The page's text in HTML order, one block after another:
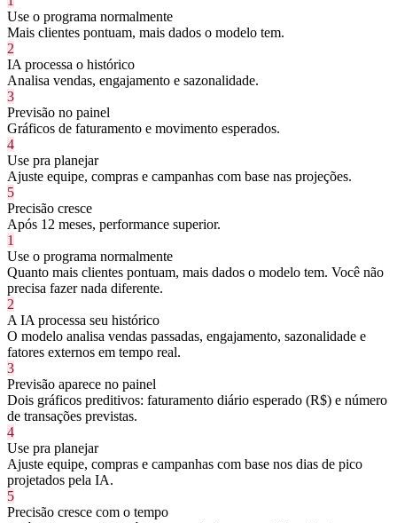
Use o programa normalmente
Mais clientes pontuam, mais dados o modelo tem.
2
IA processa o histórico
Analisa vendas, engajamento e sazonalidade.
3
Previsão no painel
Gráficos de faturamento e movimento esperados.
4
Use pra planejar
Ajuste equipe, compras e campanhas com base nas projeções.
5
Precisão cresce
Após 12 meses, performance superior.
1
Use o programa normalmente
Quanto mais clientes pontuam, mais dados o modelo tem. Você não
precisa fazer nada diferente.
2
A IA processa seu histórico
O modelo analisa vendas passadas, engajamento, sazonalidade e
fatores externos em tempo real.
3
Previsão aparece no painel
Dois gráficos preditivos: faturamento diário esperado (R$) e número
de transações previstas.
4
Use pra planejar
Ajuste equipe, compras e campanhas com base nos dias de pico
projetados pela IA.
5
Precisão cresce com o tempo